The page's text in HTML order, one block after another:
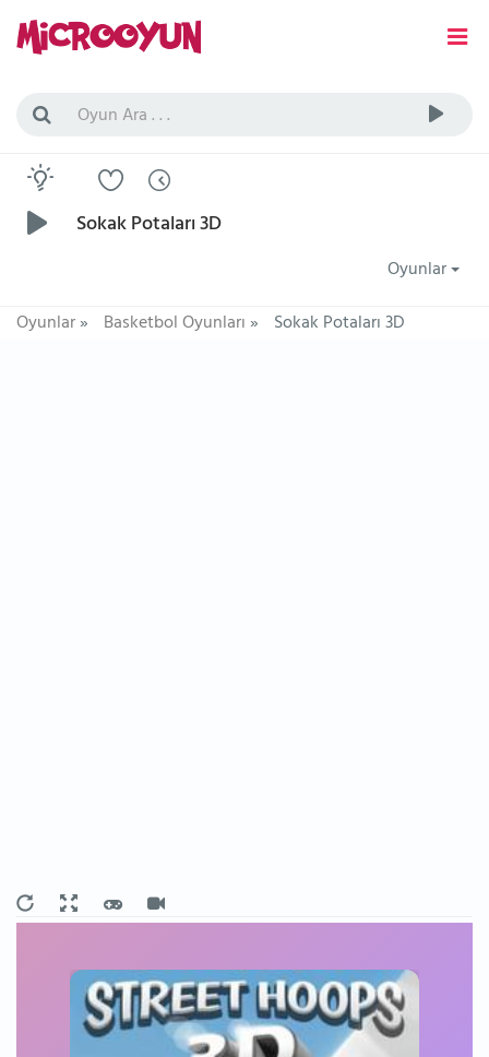
Sokak Potaları 3D
Oyunlar
Oyunlar» Basketbol Oyunları» Sokak Potaları 3D